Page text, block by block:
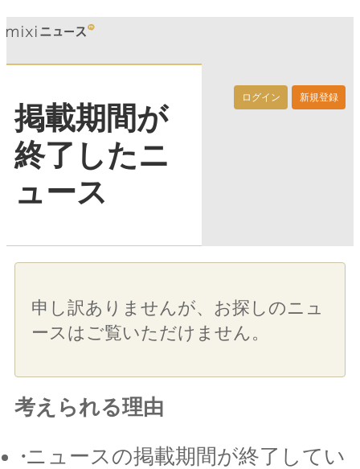
ログイン 新規登録
掲載期間が
終了したニ
ュース
申し訳ありませんが、お探しのニュ
ースはご覧いただけません。
考えられる理由
ニュースの掲載期間が終了してい